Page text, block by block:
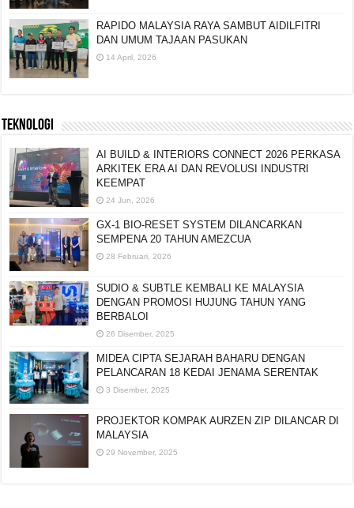
RAPIDO MALAYSIA RAYA SAMBUT AIDILFITRI
DAN UMUM TAJAAN PASUKAN
14 April, 2026
TEKNOLOGI
AI BUILD & INTERIORS CONNECT 2026 PERKASA
ARKITEK ERA AI DAN REVOLUSI INDUSTRI
KEEMPAT
24 Jun, 2026
GX-1 BIO-RESET SYSTEM DILANCARKAN
SEMPENA 20 TAHUN AMEZCUA
28 Februari, 2026
SUDIO & SUBTLE KEMBALI KE MALAYSIA
DENGAN PROMOSI HUJUNG TAHUN YANG
BERBALOI
26 Disember, 2025
MIDEA CIPTA SEJARAH BAHARU DENGAN
PELANCARAN 18 KEDAI JENAMA SERENTAK
3 Disember, 2025
PROJEKTOR KOMPAK AURZEN ZIP DILANCAR DI
MALAYSIA
29 November, 2025